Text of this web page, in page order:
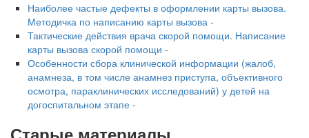
Наиболее частые дефекты в оформлении карты вызова.
Методичка по написанию карты вызова -
Тактические действия врача скорой помощи. Написание
карты вызова скорой помощи -
Особенности сбора клинической информации (жалоб,
анамнеза, в том числе анамнез приступа, объективного
осмотра, параклинических исследований) у детей на
догоспитальном этапе -